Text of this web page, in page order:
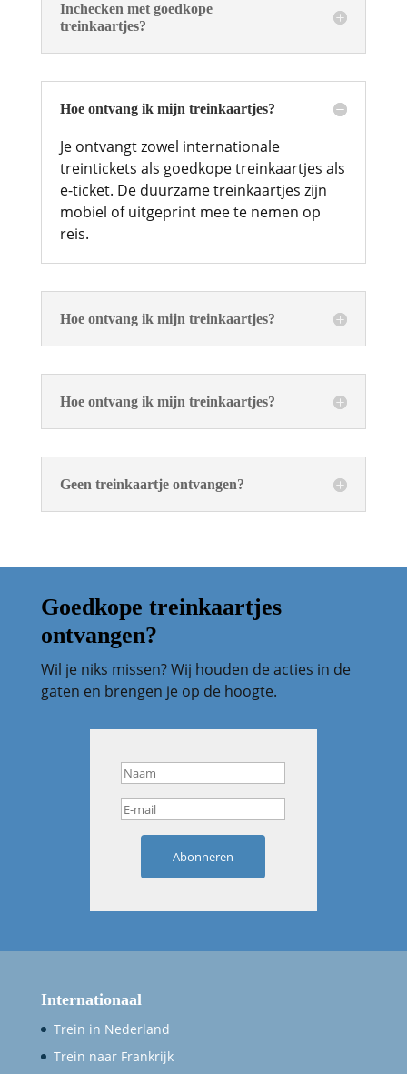
Inchecken met goedkope
treinkaartjes?
Hoe ontvang ik mijn treinkaartjes?
Je ontvangt zowel internationale
treintickets als goedkope treinkaartjes als
e-ticket. De duurzame treinkaartjes zijn
mobiel of uitgeprint mee te nemen op
reis.
Hoe ontvang ik mijn treinkaartjes?
Hoe ontvang ik mijn treinkaartjes?
Geen treinkaartje ontvangen?
Goedkope treinkaartjes
ontvangen?
Wil je niks missen? Wij houden de acties in de
gaten en brengen je op de hoogte.
Abonneren
Internationaal
Trein in Nederland
Trein naar Frankrijk